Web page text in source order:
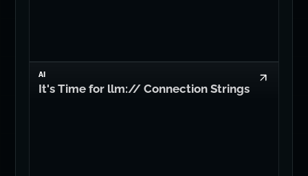
AI
It's Time for llm:// Connection Strings